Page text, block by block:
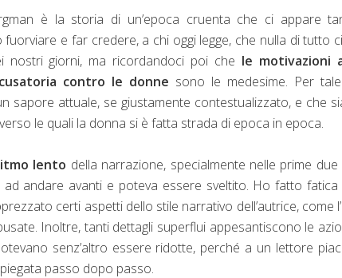
è la storia di un’epoca cruenta che ci appare
e far credere, a chi oggi legge, che nulla di tutto
nostri giorni, ma ricordandoci poi che le motivazioni
contro le donne sono le medesime. Per
sapore attuale, se giustamente contestualizzato, e che
le quali la donna si è fatta strada di epoca in epoca.
lento della narrazione, specialmente nelle prime
andare avanti e poteva essere sveltito. Ho fatto fatica
certi aspetti dello stile narrativo dell’autrice, come
Inoltre, tanti dettagli superflui appesantiscono le
senz’altro essere ridotte, perché a un lettore
passo dopo passo.